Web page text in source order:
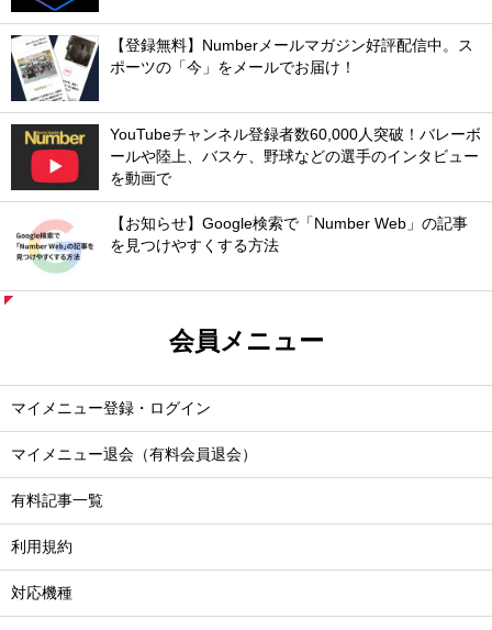
【登録無料】Numberメールマガジン好評配信中。ス
ポーツの「今」をメールでお届け！
YouTubeチャンネル登録者数60,000人突破！バレーボ
ールや陸上、バスケ、野球などの選手のインタビュー
を動画で
【お知らせ】Google検索で「Number Web」の記事
を見つけやすくする方法
会員メニュー
マイメニュー登録・ログイン
マイメニュー退会（有料会員退会）
有料記事一覧
利用規約
対応機種